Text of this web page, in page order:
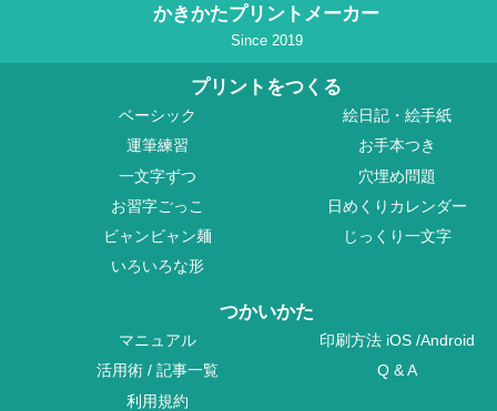
かきかたプリントメーカー
Since 2019
プリントをつくる
ベーシック
絵日記・絵手紙
運筆練習
お手本つき
一文字ずつ
穴埋め問題
お習字ごっこ
日めくりカレンダー
ビャンビャン麺
じっくり一文字
いろいろな形
つかいかた
マニュアル 印刷方法 iOS /Android
活用術 /記事一覧
Q & A
利用規約